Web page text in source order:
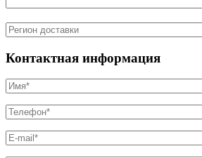
Контактная информация